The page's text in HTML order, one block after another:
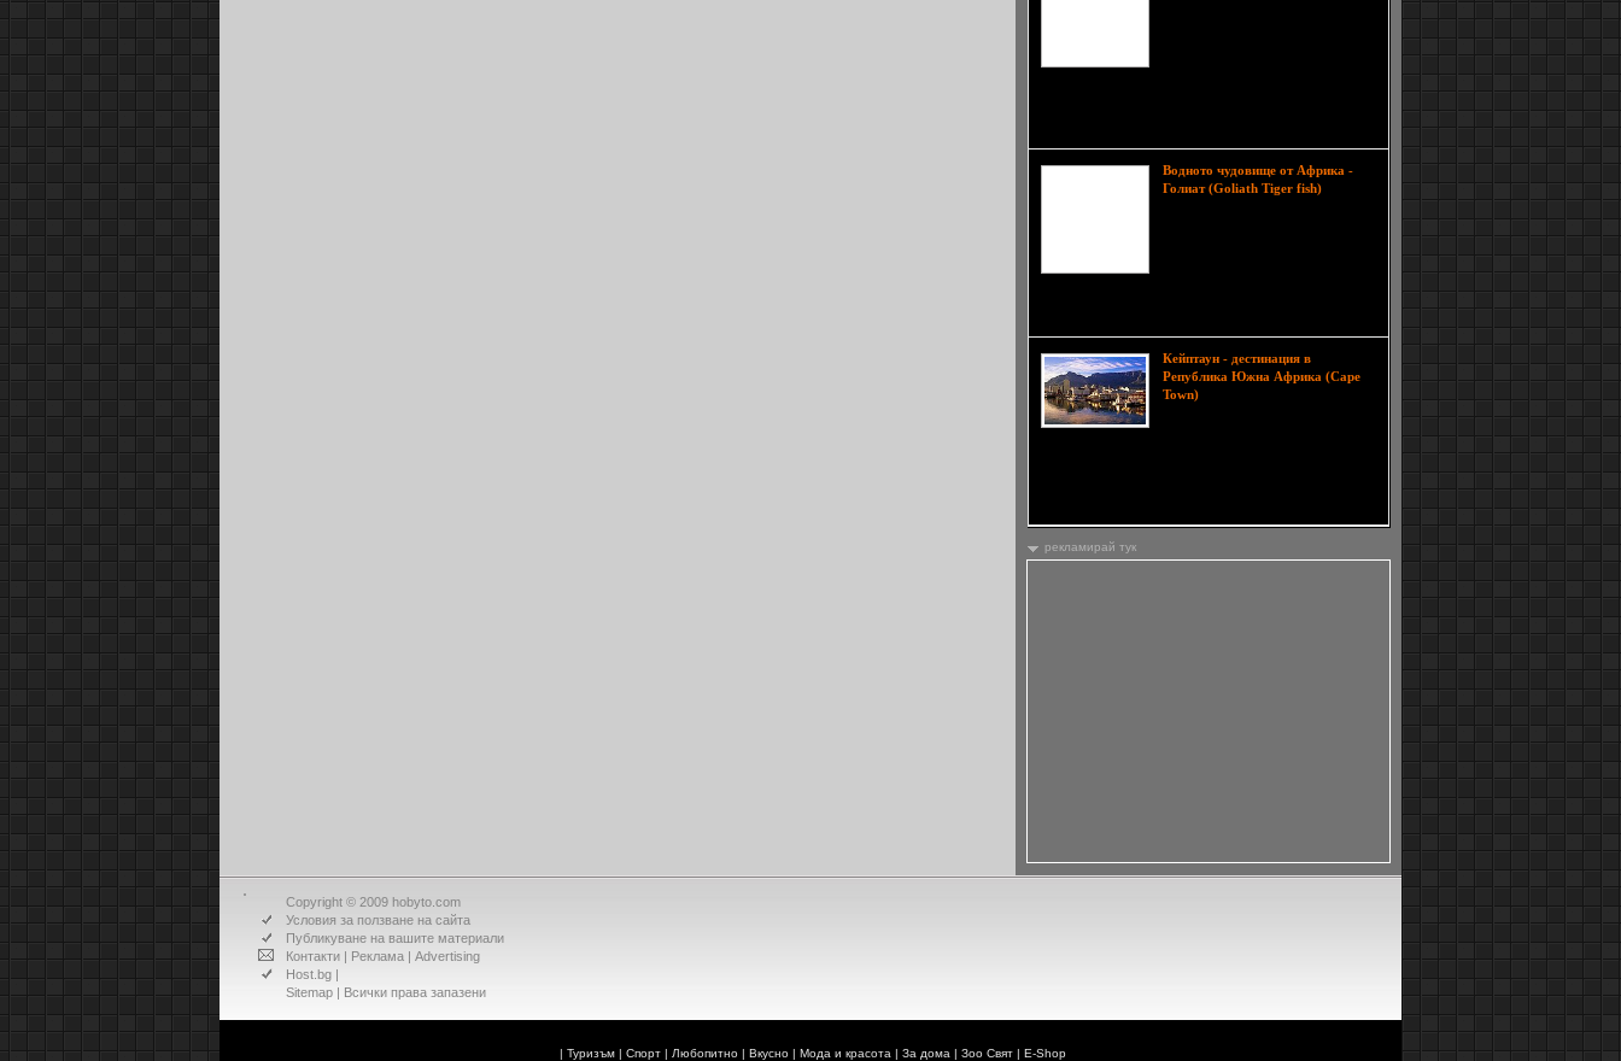
Водното чудовище от Африка -
Голиат (Goliath Tiger fish)
Кейптаун - дестинация в
Република Южна Африка (Cape
Town)Това е едно от най-
рекламирай тук
Copyright © 2009 hobyto.com
Условия за ползване на сайта
Публикуване на вашите материали
Контакти | Реклама | Advertising
Host.bg |
Sitemap | Всички права запазени
| Туризъм| Спорт| Любопитно| Вкусно| Мода и красота | За дома | Зоо Свят| E-Shop